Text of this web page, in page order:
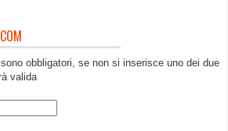
sono obbligatori, se non si inserisce uno dei due
valida